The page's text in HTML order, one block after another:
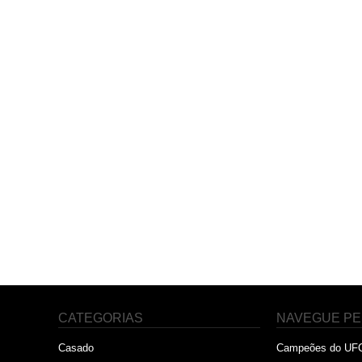
CATEGORIAS
Casado
NAVEGUE
Campeões do